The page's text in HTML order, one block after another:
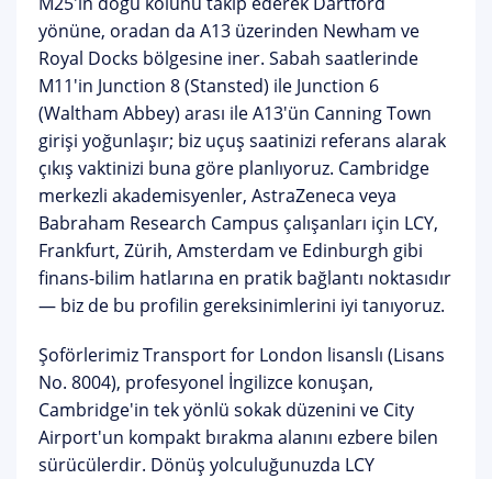
yönüne, oradan da A13 üzerinden Newham ve
Royal Docks bölgesine iner. Sabah saatlerinde
M11'in Junction 8 (Stansted) ile Junction 6
(Waltham Abbey) arası ile A13'ün Canning Town
girişi yoğunlaşır; biz uçuş saatinizi referans alarak
çıkış vaktinizi buna göre planlıyoruz. Cambridge
merkezli akademisyenler, AstraZeneca veya
Babraham Research Campus çalışanları için LCY,
Frankfurt, Zürih, Amsterdam ve Edinburgh gibi
finans-bilim hatlarına en pratik bağlantı noktasıdır
— biz de bu profilin gereksinimlerini iyi tanıyoruz.
ŞoförlerimizTransport for London lisanslı (Lisans
No. 8004), profesyonel İngilizce konuşan,
Cambridge'in tek yönlü sokak düzenini ve City
Airport'un kompakt bırakma alanını ezbere bilen
sürücülerdir. Dönüş yolculuğunuzda LCY